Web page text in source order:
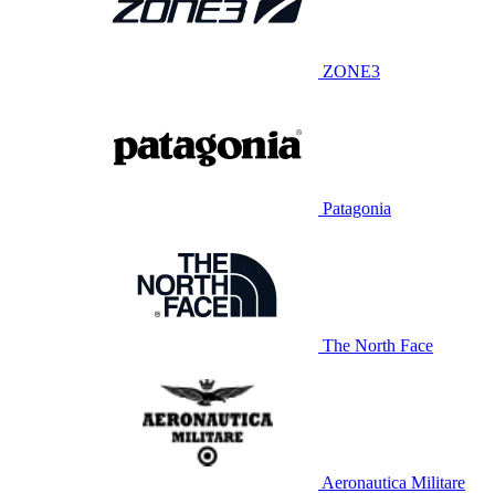
ZONE3
Patagonia
The North Face
Aeronautica Militare